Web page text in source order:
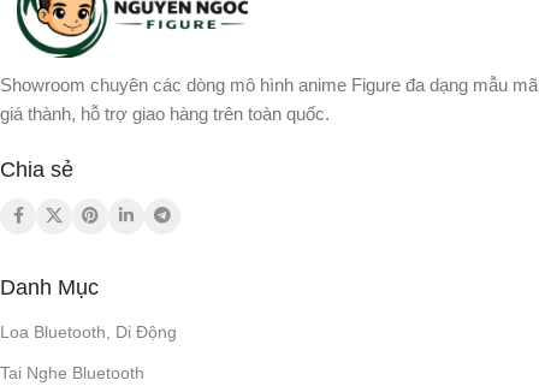
Showroom chuyên các dòng mô hình anime Figure đa dạng mẫu mã
giá thành, hỗ trợ giao hàng trên toàn quốc.
Chia sẻ
Danh Mục
Loa Bluetooth, Di Động
Tai Nghe Bluetooth